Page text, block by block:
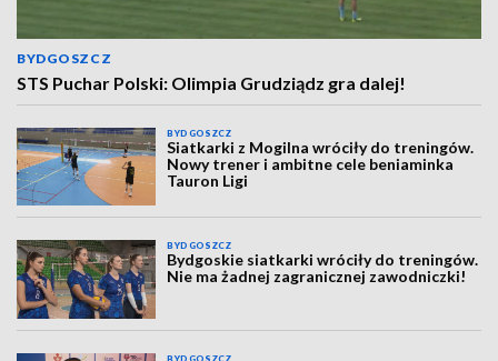
BYDGOSZCZ
STS Puchar Polski: Olimpia Grudziądz gra dalej!
BYDGOSZCZ
Siatkarki z Mogilna wróciły do treningów.
Nowy trener i ambitne cele beniaminka
Tauron Ligi
BYDGOSZCZ
Bydgoskie siatkarki wróciły do treningów.
Nie ma żadnej zagranicznej zawodniczki!
BYDGOSZCZ